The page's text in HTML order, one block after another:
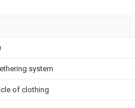
system
of clothing